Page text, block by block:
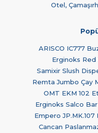
Otel,
ARISCO IC777
Erginoks Red
Samixir Slush
Remta Jumbo Çay
OMT EKM 102
Erginoks Salco Bar
Empero
Cancan